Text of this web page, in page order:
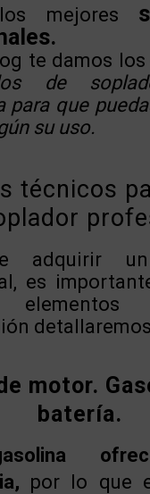
mejores
te damos
de
para que
su uso.
técnicos
adquirir un
es
motor.
batería.
por lo que